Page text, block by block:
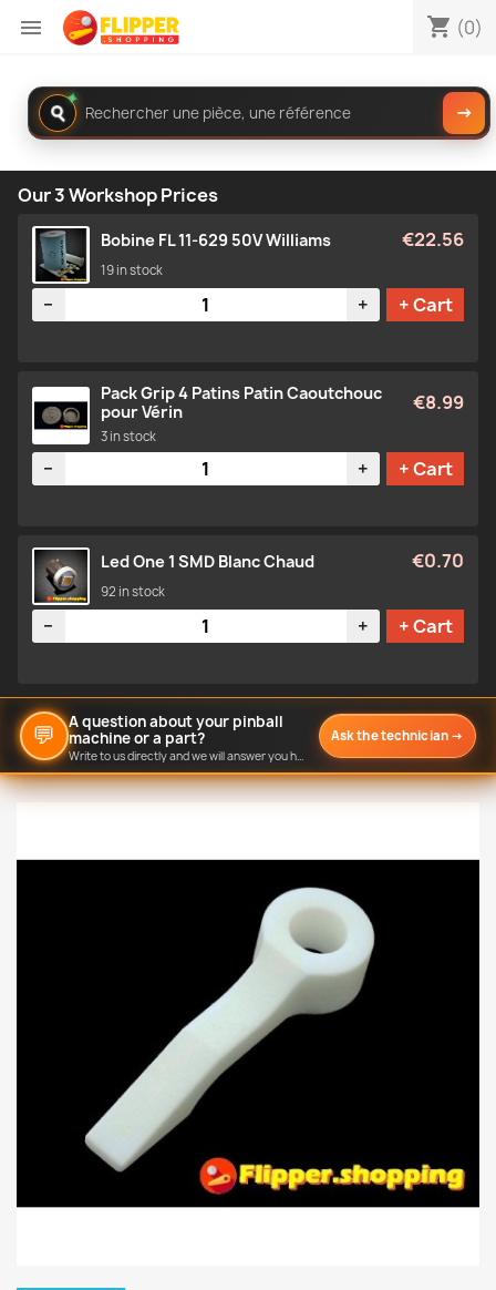
 shopping_cart (0)
✦
Rechercher
dans
le
→
Our 3 Workshop Prices
Bobine FL 11-629 50V Williams €22.56
19 in stock
− + + Cart
Pack Grip 4 Patins Patin Caoutchouc
pour Vérin
€8.99
3 in stock
Quantity
− + + Cart
Led One 1 SMD Blanc Chaud €0.70
92 in stock
− + + Cart
💬
A question about your pinball
machine or a part?
Write to us directly and we will answer you here.
Ask the technician →